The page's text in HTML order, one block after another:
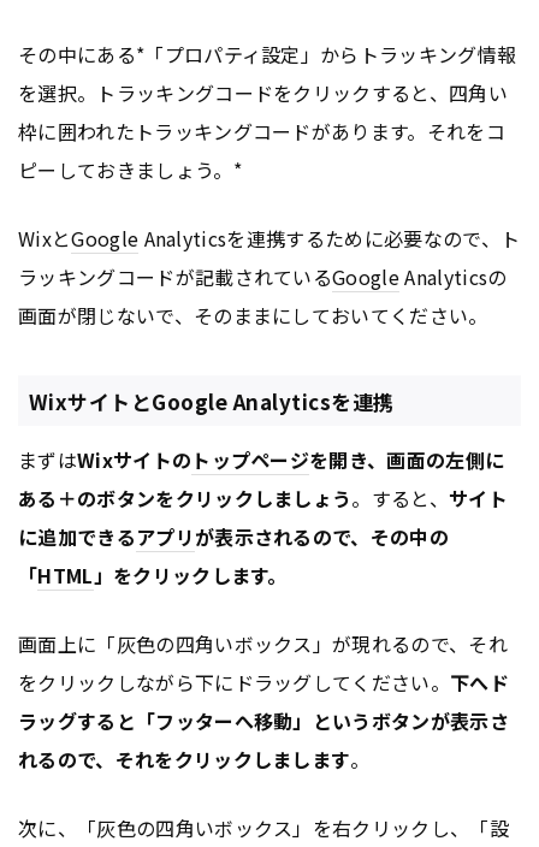
その中にある*「プロパティ設定」からトラッキング情報
を選択。トラッキングコードをクリックすると、四角い
枠に囲われたトラッキングコードがあります。それをコ
ピーしておきましょう。*
WixとGoogle Analyticsを連携するために必要なので、ト
ラッキングコードが記載されているGoogleAnalyticsの
画面が閉じないで、そのままにしておいてください。
WixサイトとGoogle Analyticsを連携
まずはWixサイトの トップページを開き、画面の左側に
ある＋のボタンをクリックしましょう。すると、 サイト
に追加できるアプリが表示されるので、その中の
「HTML 」をクリックします。
画面上に「灰色の四角いボックス」が現れるので、それ
をクリックしながら下にドラッグしてください。 下へド
ラッグすると「フッターへ移動」というボタンが表示さ
れるので、それをクリックしまします。
次に、「灰色の四角いボックス」を右クリックし、「設